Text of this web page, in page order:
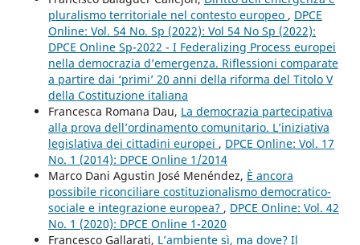
pluralismo territoriale nel contesto europeo , DPCE
Online: Vol. 54 No. Sp (2022): Vol 54 No Sp (2022):
DPCE Online Sp-2022 - I Federalizing Process europei
nella democrazia d’emergenza. Riflessioni comparate
a partire dai ‘primi’ 20 anni della riforma del Titolo V
della Costituzione italiana
Francesca Romana Dau, La democrazia partecipativa
alla prova dell’ordinamento comunitario. L’iniziativa
legislativa dei cittadini europei , DPCE Online: Vol. 17
No. 1 (2014): DPCE Online 1/2014
Marco Dani Agustin José Menéndez, È ancora
possibile riconciliare costituzionalismo democratico-
sociale e integrazione europea? , DPCE Online: Vol. 42
No. 1 (2020): DPCE Online 1-2020
Francesco Gallarati, L’ambiente sì, ma dove? Il